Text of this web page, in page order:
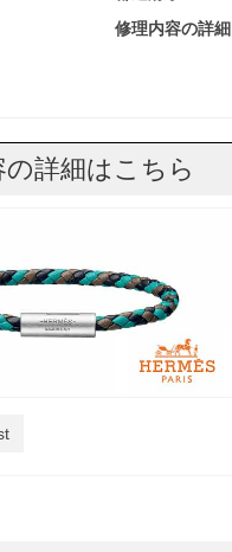
修理内容の詳細
の詳細はこちら